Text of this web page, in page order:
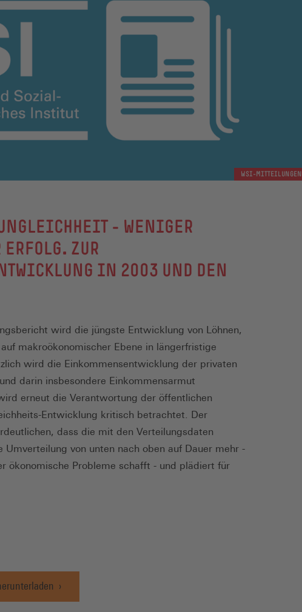
WSI-MITTEILUNGEN
- WENIGER
ZUR
IN 2003 UND DEN
wird die jüngste Entwicklung von Löhnen,
makroökonomischer Ebene in längerfristige
wird die Einkommensentwicklung der privaten
darin insbesondere Einkommensarmut
erneut die Verantwortung der öffentlichen
Entwicklung kritisch betrachtet. Der
dass die mit den Verteilungsdaten
Umverteilung von unten nach oben auf Dauer mehr -
ökonomische Probleme schafft - und plädiert für
(Öffnet
in